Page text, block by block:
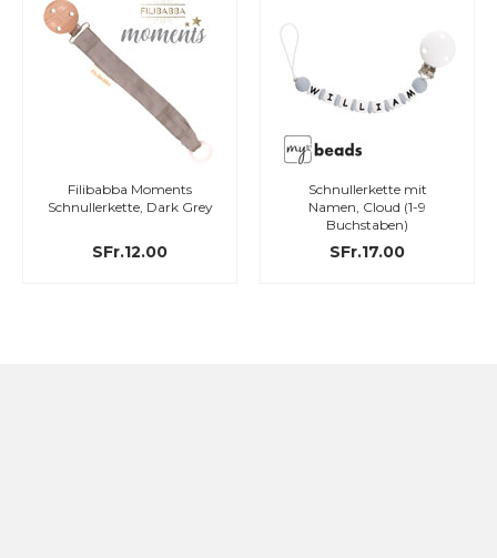
Filibabba Moments
Schnullerkette, Dark Grey
SFr.12.00
Schnullerkette mit
Namen, Cloud (1-9
Buchstaben)
SFr.17.00